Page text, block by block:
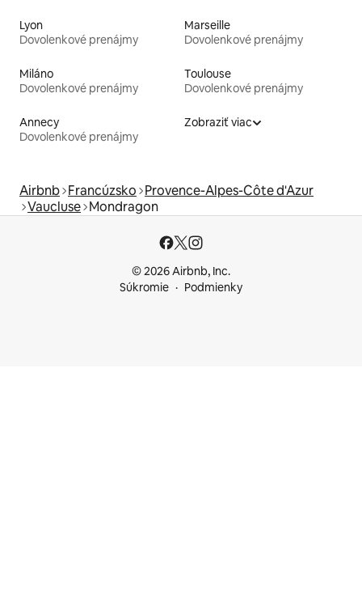
Lyon
Dovolenkové prenájmy
Marseille
Dovolenkové prenájmy
Miláno
Dovolenkové prenájmy
Toulouse
Dovolenkové prenájmy
Annecy
Dovolenkové prenájmy
Zobraziť viac
Airbnb Francúzsko Provence-Alpes-Côte d'Azur
Vaucluse Mondragon
© 2026 Airbnb, Inc.
Súkromie
Podmienky